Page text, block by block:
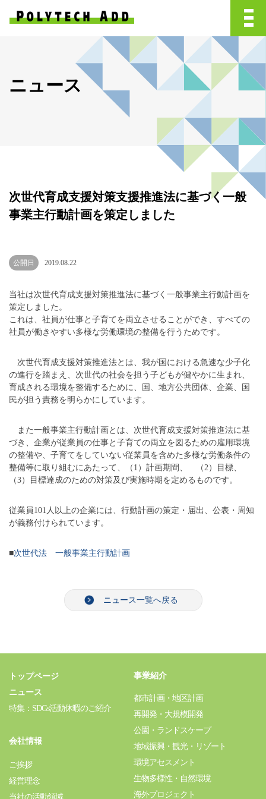
ニュース
次世代育成支援対策支援推進法に基づく一般
事業主行動計画を策定しました
公開日 2019.08.22
当社は次世代育成支援対策推進法に基づく一般事業主行動計画を
策定しました。
これは、社員が仕事と子育てを両立させることができ、すべての
社員が働きやすい多様な労働環境の整備を行うためです。
次世代育成支援対策推進法とは、我が国における急速な少子化
の進行を踏まえ、次世代の社会を担う子どもが健やかに生まれ、
育成される環境を整備するために、国、地方公共団体、企業、国
民が担う責務を明らかにしています。
また一般事業主行動計画とは、次世代育成支援対策推進法に基
づき、企業が従業員の仕事と子育ての両立を図るための雇用環境
の整備や、子育てをしていない従業員を含めた多様な労働条件の
整備等に取り組むにあたって、（1）計画期間、 （2）目標、
（3）目標達成のための対策及び実施時期を定めるものです。
従業員101人以上の企業には、行動計画の策定・届出、公表・周知
が義務付けられています。
■次世代法 一般事業主行動計画
ニュース一覧へ戻る
トップページ
ニュース
特集：SDGs活動休暇のご紹介
会社情報
ご挨拶
経営理念
当社の活動領域
事業紹介
都市計画・地区計画
再開発・大規模開発
公園・ランドスケープ
地域振興・観光・リゾート
環境アセスメント
生物多様性・自然環境
海外プロジェクト